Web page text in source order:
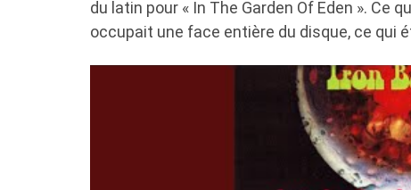
du latin pour « In The Garden Of Eden ». Ce
occupait une face entière du disque, ce qui